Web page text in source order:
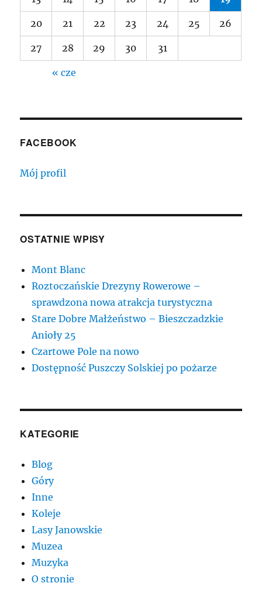
20 21 22 23 24 25 26
27 28 29 30 31
« cze
FACEBOOK
Mój profil
OSTATNIE WPISY
Mont Blanc
Roztoczańskie Drezyny Rowerowe –
sprawdzona nowa atrakcja turystyczna
Stare Dobre Małżeństwo – Bieszczadzkie
Anioły 25
Czartowe Pole na nowo
Dostępność Puszczy Solskiej po pożarze
KATEGORIE
Blog
Góry
Inne
Koleje
Lasy Janowskie
Muzea
Muzyka
O stronie